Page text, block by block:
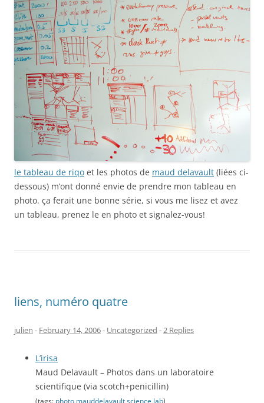
le tableau de riqo et les photos de maud delavault (liées ci-
dessous) m’ont donné envie de prendre mon tableau en
photo. ça ferait une bonne série, si vous me lisez et avez
un tableau, prenez le en photo et signalez-vous!
liens, numéro quatre
julien - February 14, 2006- Uncategorized -2 Replies
L’irisa
Maud Delavault – Photos dans un laboratoire
scientifique (via scotch+penicillin)
(tags: photo mauddelavault science lab)